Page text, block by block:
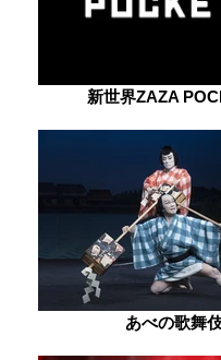
新世界ZAZA
あべの歌舞